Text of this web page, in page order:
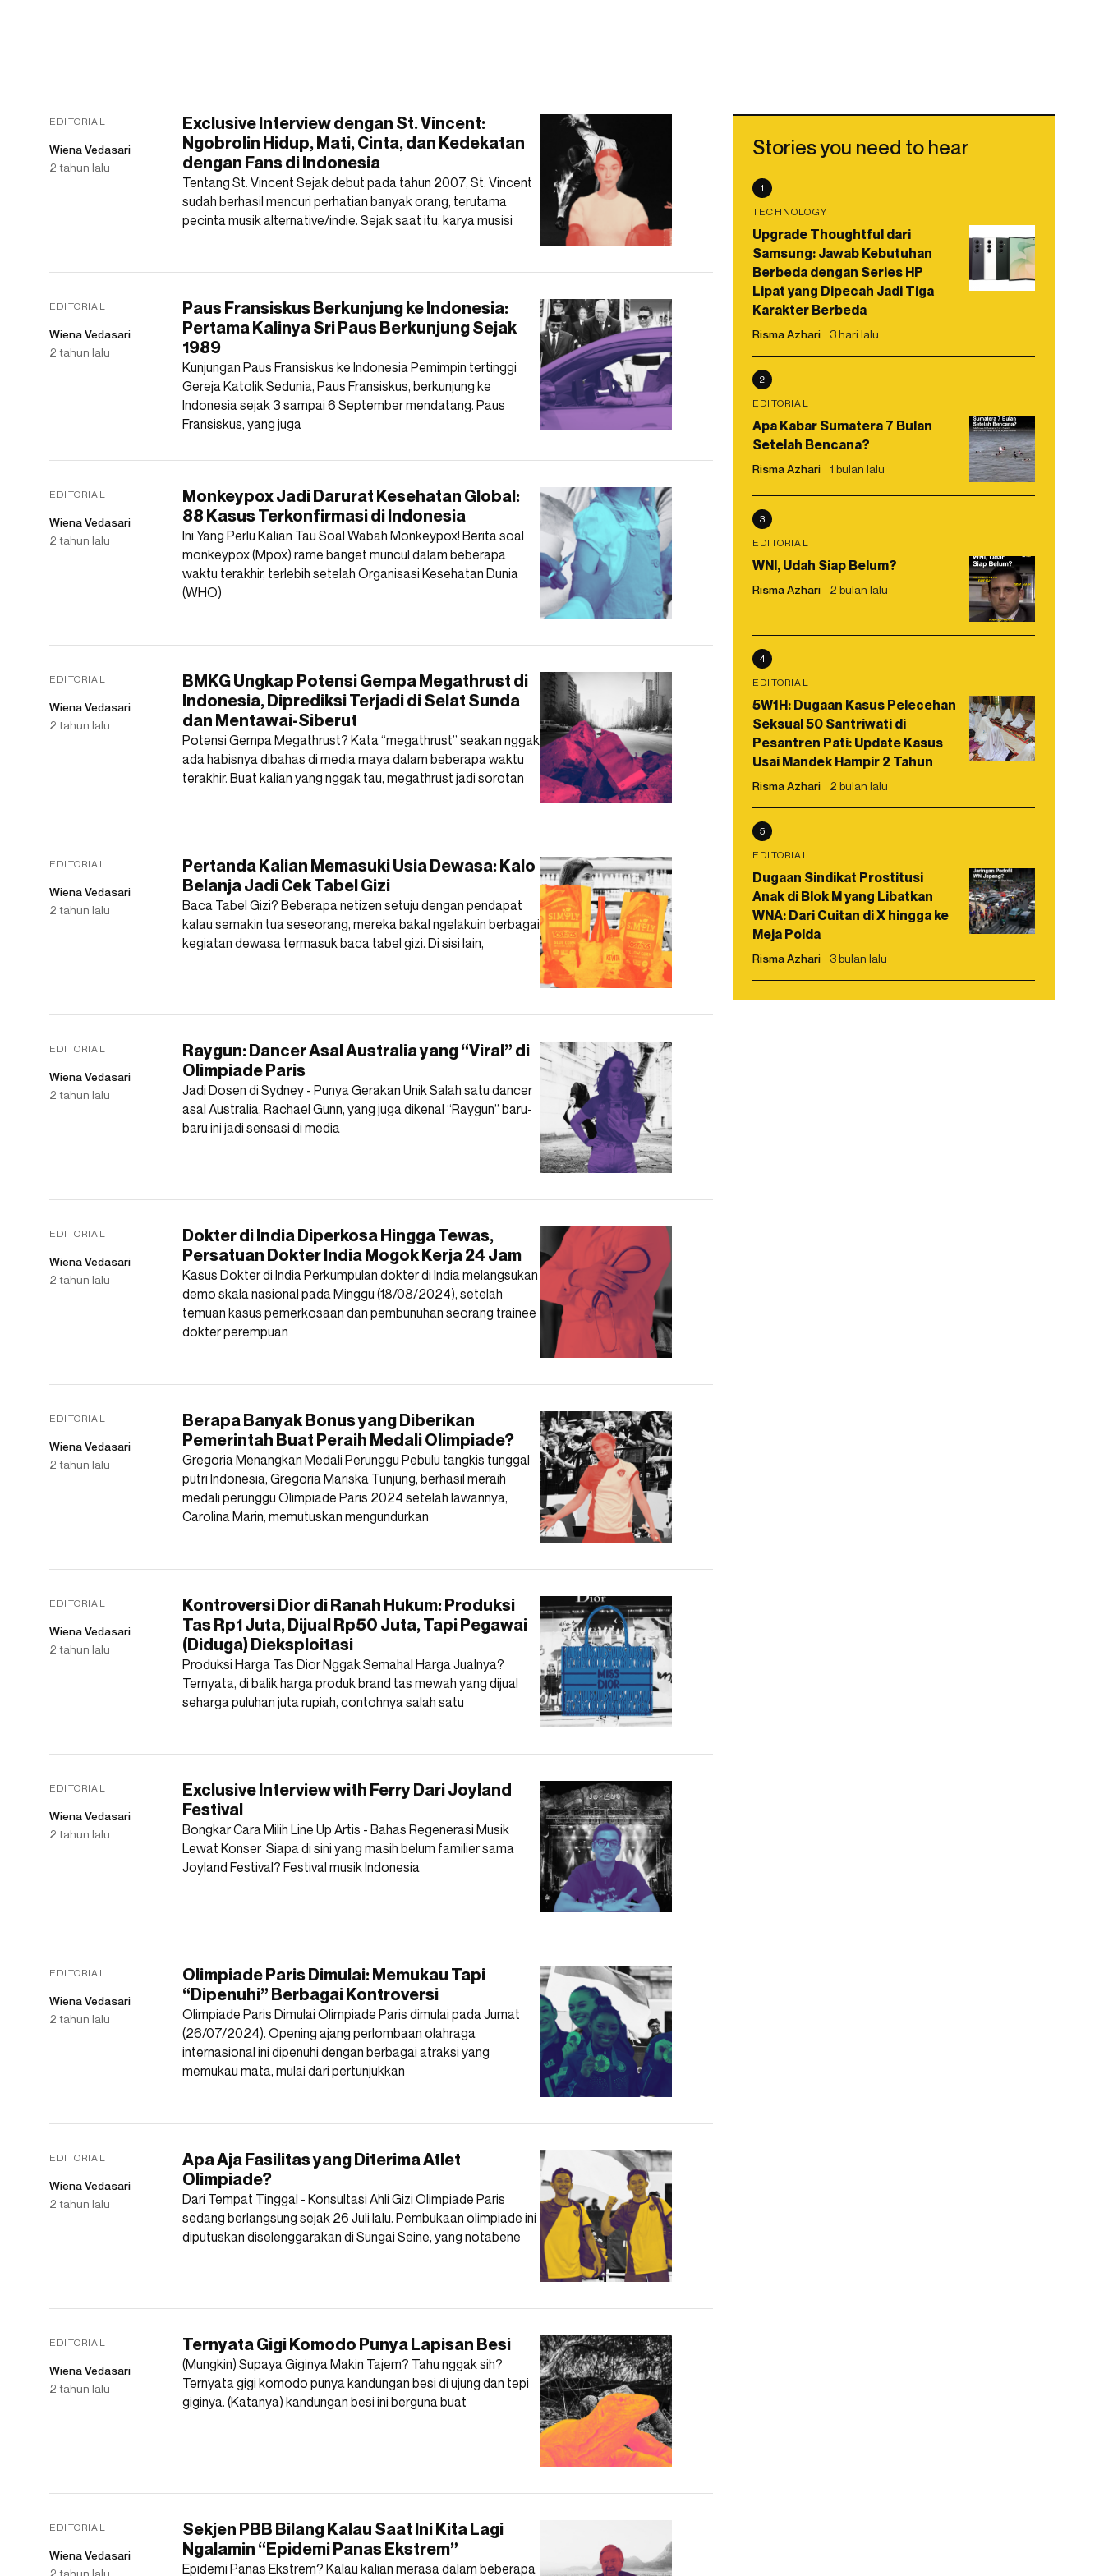
EDITORIAL
Wiena Vedasari
2 tahun lalu
Exclusive Interview dengan St. Vincent:
Ngobrolin Hidup, Mati, Cinta, dan Kedekatan
dengan Fans di Indonesia
Tentang St. Vincent Sejak debut pada tahun 2007, St. Vincent
sudah berhasil mencuri perhatian banyak orang, terutama
pecinta musik alternative/indie. Sejak saat itu, karya musisi
EDITORIAL
Wiena Vedasari
2 tahun lalu
Paus Fransiskus Berkunjung ke Indonesia:
Pertama Kalinya Sri Paus Berkunjung Sejak
1989
Kunjungan Paus Fransiskus ke Indonesia Pemimpin tertinggi
Gereja Katolik Sedunia, Paus Fransiskus, berkunjung ke
Indonesia sejak 3 sampai 6 September mendatang. Paus
Fransiskus, yang juga
EDITORIAL
Wiena Vedasari
2 tahun lalu
Monkeypox Jadi Darurat Kesehatan Global:
88 Kasus Terkonfirmasi di Indonesia
Ini Yang Perlu Kalian Tau Soal Wabah Monkeypox! Berita soal
monkeypox (Mpox) rame banget muncul dalam beberapa
waktu terakhir, terlebih setelah Organisasi Kesehatan Dunia
(WHO)
EDITORIAL
Wiena Vedasari
2 tahun lalu
BMKG Ungkap Potensi Gempa Megathrust di
Indonesia, Diprediksi Terjadi di Selat Sunda
dan Mentawai-Siberut
Potensi Gempa Megathrust? Kata “megathrust” seakan nggak
ada habisnya dibahas di media maya dalam beberapa waktu
terakhir. Buat kalian yang nggak tau, megathrust jadi sorotan
EDITORIAL
Wiena Vedasari
2 tahun lalu
Pertanda Kalian Memasuki Usia Dewasa: Kalo
Belanja Jadi Cek Tabel Gizi
Baca Tabel Gizi? Beberapa netizen setuju dengan pendapat
kalau semakin tua seseorang, mereka bakal ngelakuin berbagai
kegiatan dewasa termasuk baca tabel gizi. Di sisi lain,
EDITORIAL
Wiena Vedasari
2 tahun lalu
Raygun: Dancer Asal Australia yang “Viral” di
Olimpiade Paris
Jadi Dosen di Sydney - Punya Gerakan Unik Salah satu dancer
asal Australia, Rachael Gunn, yang juga dikenal “Raygun” baru-
baru ini jadi sensasi di media
EDITORIAL
Wiena Vedasari
2 tahun lalu
Dokter di India Diperkosa Hingga Tewas,
Persatuan Dokter India Mogok Kerja 24 Jam
Kasus Dokter di India Perkumpulan dokter di India melangsukan
demo skala nasional pada Minggu (18/08/2024), setelah
temuan kasus pemerkosaan dan pembunuhan seorang trainee
dokter perempuan
EDITORIAL
Wiena Vedasari
2 tahun lalu
Berapa Banyak Bonus yang Diberikan
Pemerintah Buat Peraih Medali Olimpiade?
Gregoria Menangkan Medali Perunggu Pebulu tangkis tunggal
putri Indonesia, Gregoria Mariska Tunjung, berhasil meraih
medali perunggu Olimpiade Paris 2024 setelah lawannya,
Carolina Marin, memutuskan mengundurkan
EDITORIAL
Wiena Vedasari
2 tahun lalu
Kontroversi Dior di Ranah Hukum: Produksi
Tas Rp1 Juta, Dijual Rp50 Juta, Tapi Pegawai
(Diduga) Dieksploitasi
Produksi Harga Tas Dior Nggak Semahal Harga Jualnya?
Ternyata, di balik harga produk brand tas mewah yang dijual
seharga puluhan juta rupiah, contohnya salah satu
EDITORIAL
Wiena Vedasari
2 tahun lalu
Exclusive Interview with Ferry Dari Joyland
Festival
Bongkar Cara Milih Line Up Artis - Bahas Regenerasi Musik
Lewat Konser Siapa di sini yang masih belum familier sama
Joyland Festival? Festival musik Indonesia
EDITORIAL
Wiena Vedasari
2 tahun lalu
Olimpiade Paris Dimulai: Memukau Tapi
“Dipenuhi” Berbagai Kontroversi
Olimpiade Paris Dimulai Olimpiade Paris dimulai pada Jumat
(26/07/2024). Opening ajang perlombaan olahraga
internasional ini dipenuhi dengan berbagai atraksi yang
memukau mata, mulai dari pertunjukkan
EDITORIAL
Wiena Vedasari
2 tahun lalu
Apa Aja Fasilitas yang Diterima Atlet
Olimpiade?
Dari Tempat Tinggal - Konsultasi Ahli Gizi Olimpiade Paris
sedang berlangsung sejak 26 Juli lalu. Pembukaan olimpiade ini
diputuskan diselenggarakan di Sungai Seine, yang notabene
EDITORIAL
Wiena Vedasari
2 tahun lalu
Ternyata Gigi Komodo Punya Lapisan Besi
(Mungkin) Supaya Giginya Makin Tajem? Tahu nggak sih?
Ternyata gigi komodo punya kandungan besi di ujung dan tepi
giginya. (Katanya) kandungan besi ini berguna buat
EDITORIAL
Wiena Vedasari
2 tahun lalu
Sekjen PBB Bilang Kalau Saat Ini Kita Lagi
Ngalamin “Epidemi Panas Ekstrem”
Epidemi Panas Ekstrem? Kalau kalian merasa dalam beberapa
Stories you need to hear
1
TECHNOLOGY
Upgrade Thoughtful dari
Samsung: Jawab Kebutuhan
Berbeda dengan Series HP
Lipat yang Dipecah Jadi Tiga
Karakter Berbeda
Risma Azhari 3 hari lalu
2
EDITORIAL
Apa Kabar Sumatera 7 Bulan
Setelah Bencana?
Risma Azhari 1 bulan lalu
3
EDITORIAL
WNI, Udah Siap Belum?
Risma Azhari 2 bulan lalu
4
EDITORIAL
5W1H: Dugaan Kasus Pelecehan
Seksual 50 Santriwati di
Pesantren Pati: Update Kasus
Usai Mandek Hampir 2 Tahun
Risma Azhari 2 bulan lalu
5
EDITORIAL
Dugaan Sindikat Prostitusi
Anak di Blok M yang Libatkan
WNA: Dari Cuitan di X hingga ke
Meja Polda
Risma Azhari 3 bulan lalu